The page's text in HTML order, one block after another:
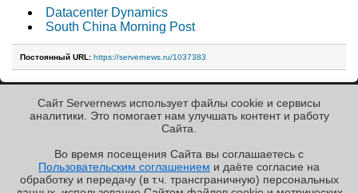
✖
Datacenter Dynamics
South China Morning Post
Постоянный URL: https://servernews.ru/1037383
« Назад к ленте
Copyright ©2010-2026
Сайт Servernews использует файлы cookie и сервисы
аналитики. Это помогает нам улучшать контент и работу
Cайта.
Во время посещения Cайта вы соглашаетесь с
Пользовательским соглашением и даёте согласие на
обработку и передачу (в т.ч. трансграничную) персональных